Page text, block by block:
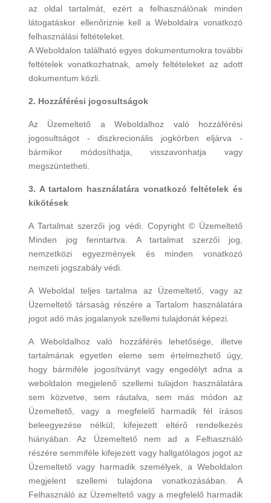
az oldal tartalmát, ezért a felhasználónak minden
látogatáskor ellenőriznie kell a Weboldalra vonatkozó
felhasználási feltételeket.
A Weboldalon található egyes dokumentumokra további
feltételek vonatkozhatnak, amely feltételeket az adott
dokumentum közli.
2. Hozzáférési jogosultságok
Az Üzemeltető a Weboldalhoz való hozzáférési
jogosultságot - diszkrecionális jogkörben eljárva -
bármikor módosíthatja, visszavonhatja vagy
megszüntetheti.
3. A tartalom használatára vonatkozó feltételek és
kikötések
A Tartalmat szerzői jog védi. Copyright © Üzemeltető
Minden jog fenntartva. A tartalmat szerzői jog,
nemzetközi egyezmények és minden vonatkozó
nemzeti jogszabály védi.
A Weboldal teljes tartalma az Üzemeltető, vagy az
Üzemeltető társaság részére a Tartalom használatára
jogot adó más jogalanyok szellemi tulajdonát képezi.
A Weboldalhoz való hozzáférés lehetősége, illetve
tartalmának egyetlen eleme sem értelmezhető úgy,
hogy bármiféle jogosítványt vagy engedélyt adna a
weboldalon megjelenő szellemi tulajdon használatára
sem közvetve, sem ráutalva, sem más módon az
Üzemeltető, vagy a megfelelő harmadik fél írásos
beleegyezése nélkül; kifejezett eltérő rendelkezés
hiányában. Az Üzemeltető nem ad a Felhasználó
részére semmiféle kifejezett vagy hallgatólagos jogot az
Üzemeltető vagy harmadik személyek, a Weboldalon
megjelent szellemi tulajdona vonatkozásában. A
Felhasználó az Üzemeltető vagy a megfelelő harmadik